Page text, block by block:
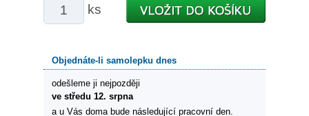
ks
Objednáte-li samolepku dnes
odešleme ji nejpozději
ve středu 12. srpna
a u Vás doma bude následující pracovní den.